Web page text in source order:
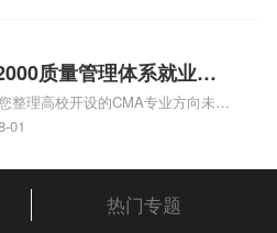
么相关iso体系认证知识，详情可
正文！
质量管理体系就业方
量管理与认证就业方向
整理高校开设的CMA专业方向未来
及就业方向如何、cma就业方向有
来就业方向、大学生考完cma，就
业方向相关iso体系认证知识，详情
方正文！
01
热门专题